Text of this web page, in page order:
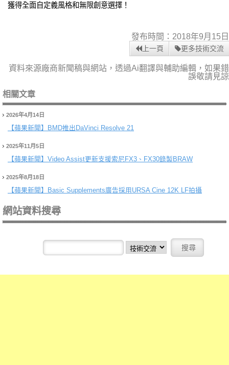
獲得全面自定義風格和無限創意選擇！
發布時間：2018年9月15日
上一頁 更多技術交流
資料來源廠商新聞稿與網站，透過Ai翻譯與輔助編輯，如果錯
誤敬請見諒
相關文章
2026年4月14日
【蘋果新聞】 BMD推出DaVinci Resolve 21
2025年11月5日
【蘋果新聞】 Video Assist更新支援索尼FX3、FX30錄製BRAW
2025年8月18日
【蘋果新聞】 Basic Supplements廣告採用URSA Cine 12K LF拍攝
網站資料搜尋